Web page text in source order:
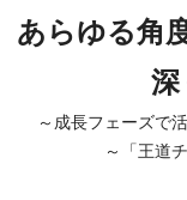
あらゆる角
深
～成長フェーズで
～「王道